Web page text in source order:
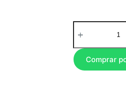
Comprar